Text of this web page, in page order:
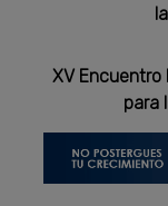
XV Encuentro
para